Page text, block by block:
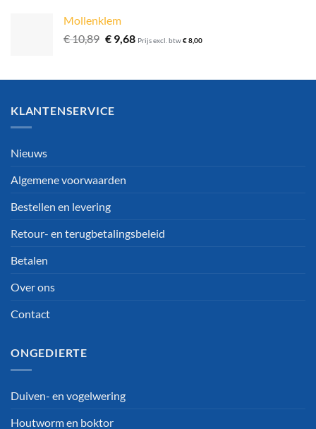
Mollenklem
€10,89 Oorspronkelijke
€ 10,89.
€9,68Huidige
€ 9,68.
Prijs excl. btw€8,00
KLANTENSERVICE
Nieuws
Algemene voorwaarden
Bestellen en levering
Retour- en terugbetalingsbeleid
Betalen
Over ons
Contact
ONGEDIERTE
Duiven- en vogelwering
Houtworm en boktor